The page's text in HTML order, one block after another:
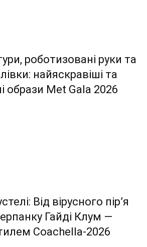
роботизовані руки та
найяскравіші та
образи Met Gala 2026
Від вірусного пір’я
Гайді Клум —
Coachella-2026